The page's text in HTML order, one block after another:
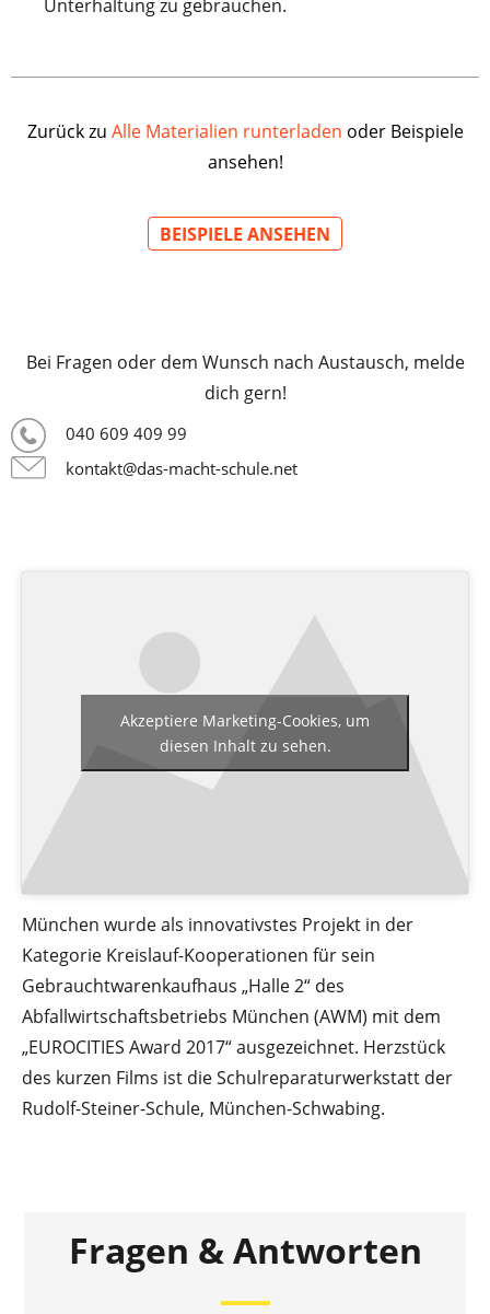
Unterhaltung zu gebrauchen.
Zurück zu Alle Materialien runterladen oder Beispiele
ansehen!
BEISPIELE ANSEHEN
Bei Fragen oder dem Wunsch nach Austausch, melde
dich gern!
040 609 409 99
kontakt@das-macht-schule.net
Akzeptiere Marketing-Cookies, um
diesen Inhalt zu sehen.
München wurde als innovativstes Projekt in der
Kategorie Kreislauf-Kooperationen für sein
Gebrauchtwarenkaufhaus „Halle 2“ des
Abfallwirtschaftsbetriebs München (AWM) mit dem
„EUROCITIES Award 2017“ ausgezeichnet. Herzstück
des kurzen Films ist die Schulreparaturwerkstatt der
Rudolf-Steiner-Schule, München-Schwabing.
Fragen & Antworten